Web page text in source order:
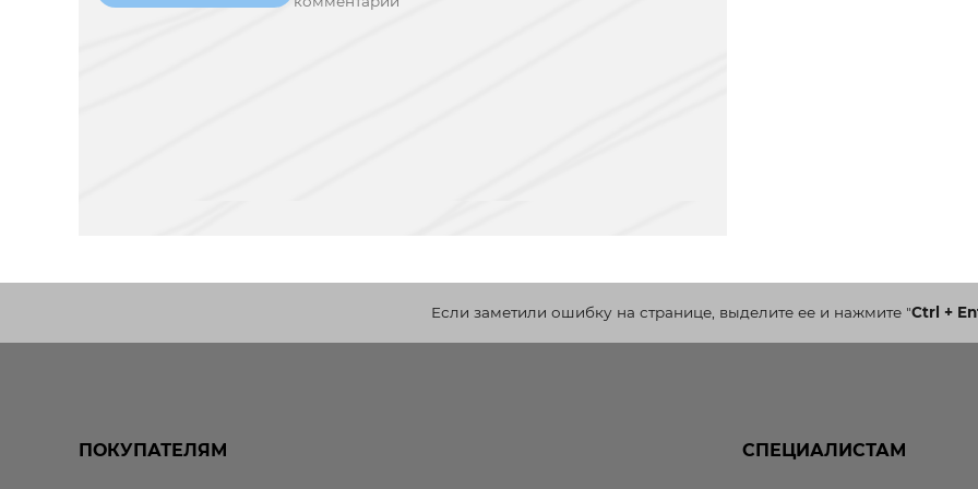
Если заметили ошибку на странице, выделите ее и нажмите"Ctrl +
ПОКУПАТЕЛЯМ СПЕЦИАЛИСТАМ